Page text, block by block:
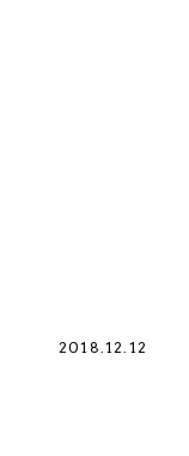
2018.12.12